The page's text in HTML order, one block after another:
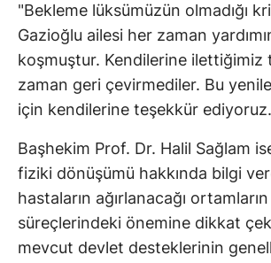
"Bekleme lüksümüzün olmadığı
Gazioğlu ailesi her zaman
koşmuştur. Kendilerine ilettiğimiz
zaman geri çevirmediler. Bu
için kendilerine teşekkür
Başhekim Prof. Dr. Halil Sağlam
fiziki dönüşümü hakkında bilgi
hastaların ağırlanacağı
süreçlerindeki önemine dikkat
mevcut devlet desteklerinin